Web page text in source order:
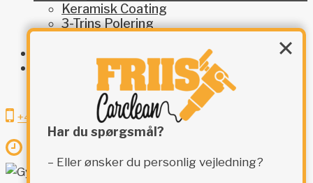
Har du spørgsmål?
– Eller ønsker du personlig vejledning?
Keramisk Coating
3-Trins Polering
SÆSONPAKKE – ALL-IN-ONE
+45 8161 1586
Gyeon Q² View,